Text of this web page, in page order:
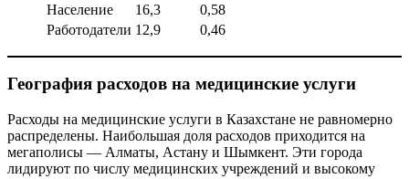
Население
16,3
0,58
Работодатели 12,9 0,46
География расходов на медицинские услуги
Расходы на медицинские услуги в Казахстане не равномерно
распределены. Наибольшая доля расходов приходится на
мегаполисы — Алматы, Астану и Шымкент. Эти города
лидируют по числу медицинских учреждений и высокому